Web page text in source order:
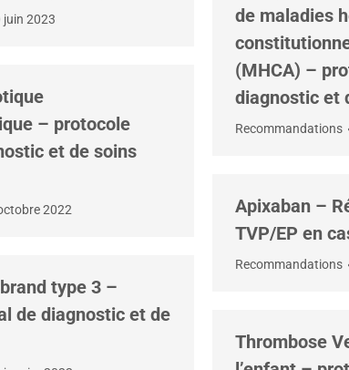
juin 2023
de maladies
(MHCA) –
diagnostic et
Recommandations
– protocole
et de soins
2022
Apixaban –
TVP/EP en
Recommandations
type 3 –
de diagnostic et de
Thrombose